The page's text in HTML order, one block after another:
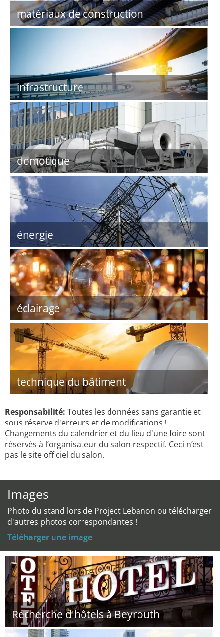
matériaux de construction
infrastructure
domotique
énergie
éclairage
technique du bâtiment
Responsabilité: Toutes les données sans garantie et
sous réserve d'erreurs et de modifications !
Changements du calendrier et du lieu d'une foire sont
réservés à l’organisateur du salon respectif. Ceci n’est
pas le site officiel du salon.
Images
Photo du stand lors de Project Lebanon ou télécharger
d'autres photos correspondantes !
Téléharger une image
Recherche d'hôtels à Beyrouth